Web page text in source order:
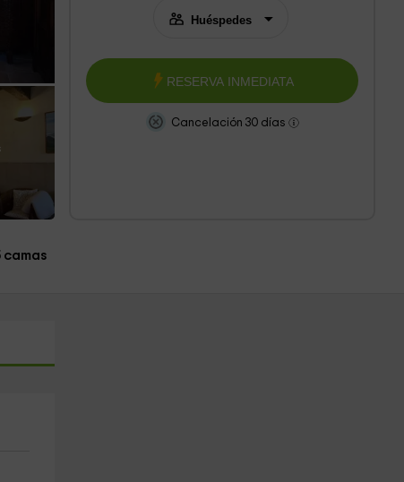
RESERVA INMEDIATA
Cancelación 30 días
camas